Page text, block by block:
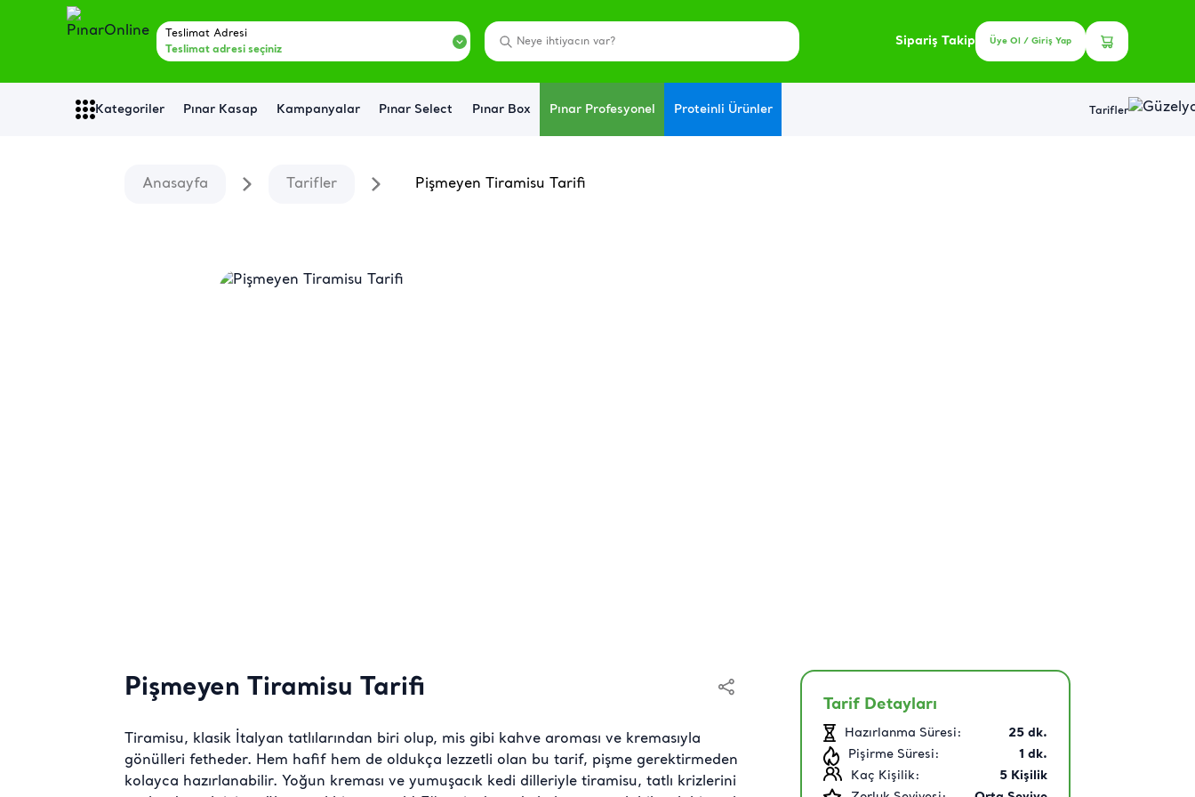
Teslimat Adresi
Teslimat adresi seçiniz
Sipariş Takip Üye Ol / Giriş Yap
Kategoriler Pınar Kasap Kampanyalar Pınar Select Pınar Box Pınar Profesyonel Proteinli Ürünler Tarifler
Anasayfa Tarifler Pişmeyen Tiramisu Tarifi
Pişmeyen Tiramisu Tarifi
Tiramisu, klasik İtalyan tatlılarından biri olup, mis gibi kahve aroması ve kremasıyla
gönülleri fetheder. Hem hafif hem de oldukça lezzetli olan bu tarif, pişme gerektirmeden
kolayca hazırlanabilir. Yoğun kreması ve yumuşacık kedi dilleriyle tiramisu, tatlı krizlerini
Tarif Detayları
Hazırlanma Süresi: 25 dk.
Pişirme Süresi:
1 dk.
Kaç Kişilik:
5 Kişilik